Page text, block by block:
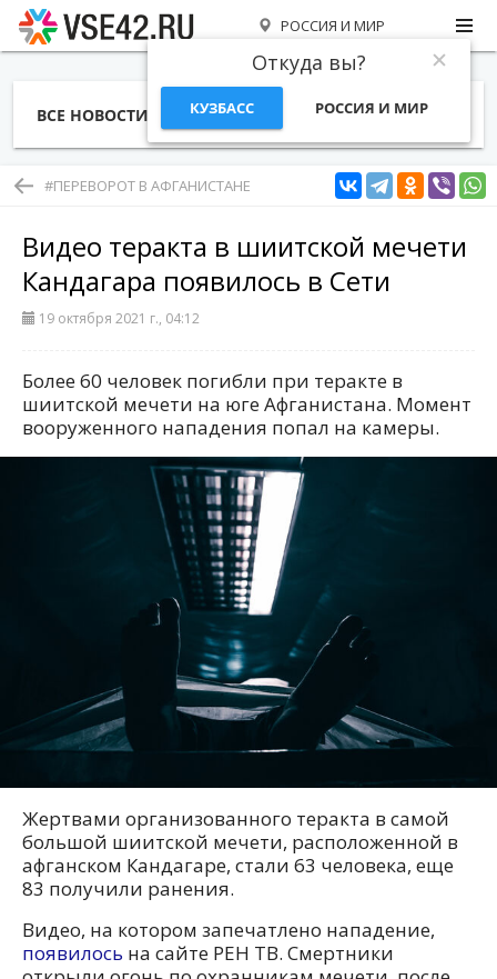
РОССИЯ И МИР
Откуда вы?
КУЗБАСС РОССИЯ И МИР
ВСЕ НОВОСТИ СТАТЬИ ТЕМЫ ФОТО
#ПЕРЕВОРОТ В АФГАНИСТАНЕ
Видео теракта в шиитской мечети
Кандагара появилось в Сети
19 октября 2021 г., 04:12
Более 60 человек погибли при теракте в
шиитской мечети на юге Афганистана. Момент
вооруженного нападения попал на камеры.
Жертвами организованного теракта в самой
большой шиитской мечети, расположенной в
афганском Кандагаре, стали 63 человека, еще
83 получили ранения.
Видео, на котором запечатлено нападение,
появилось на сайте РЕН ТВ. Смертники